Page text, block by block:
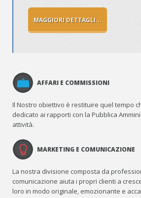
MAGGIORI DETTAGLI...
AFFARI E COMMISSIONI
Il Nostro obiettivo è restituire quel tempo
dedicato ai rapporti con la Pubblica
attività.
MARKETING E COMUNICAZIONE
La nostra divisione composta da
comunicazione aiuta i propri clienti a
loro in modo originale, emozionante e